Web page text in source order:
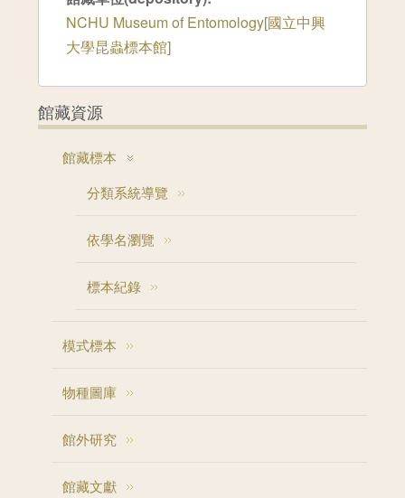
NCHU Museum of Entomology[國立中興
大學昆蟲標本館]
館藏資源
館藏標本
分類系統導覽
依學名瀏覽
標本紀錄
模式標本
物種圖庫
館外研究
館藏文獻